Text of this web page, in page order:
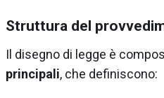
Struttura del
Il disegno di legge è
principali, che definiscono: